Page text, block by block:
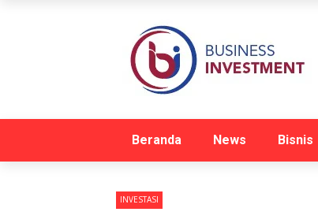
Beranda News Bisnis
INVESTASI